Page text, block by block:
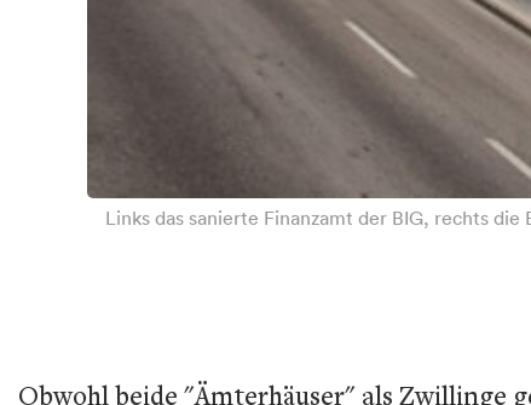
Links das sanierte Finanzamt der BIG, rechts
Obwohl beide "Ämterhäuser" als Zwillinge